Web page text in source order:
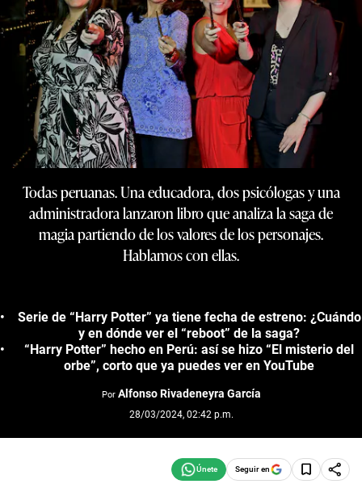
Todas peruanas. Una educadora, dos psicólogas y una
administradora lanzaron libro que analiza la saga de
magia partiendo de los valores de los personajes.
Hablamos con ellas.
Serie de “Harry Potter” ya tiene fecha de estreno: ¿Cuándo
y en dónde ver el “reboot” de la saga?
“Harry Potter” hecho en Perú: así se hizo “El misterio del
orbe”, corto que ya puedes ver en YouTube
Por Alfonso Rivadeneyra García
28/03/2024, 02:42 p.m.
Seguir en